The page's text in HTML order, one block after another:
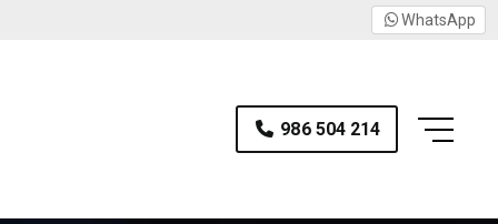
WhatsApp
986 504 214